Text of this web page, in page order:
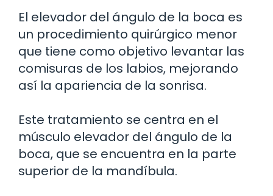
El elevador del ángulo de la boca es
un procedimiento quirúrgico menor
que tiene como objetivo levantar las
comisuras de los labios, mejorando
así la apariencia de la sonrisa.
Este tratamiento se centra en el
músculo elevador del ángulo de la
boca, que se encuentra en la parte
superior de la mandíbula.